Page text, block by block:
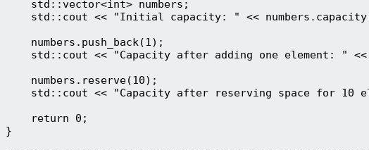
    std::vector<int> numbers;
std::cout << "Initial capacity: " <<
    numbers.push_back(1);
std::cout << "Capacity after adding one element: "
    numbers.reserve(10);
std::cout << "Capacity after reserving space for 10
    return 0;
}